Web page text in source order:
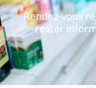
Rendez-vous
rester